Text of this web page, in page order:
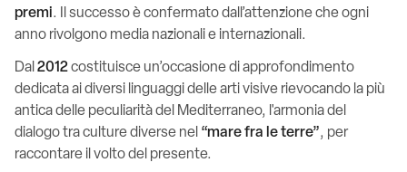
premi. Il successo è confermato dall’attenzione che ogni
anno rivolgono media nazionali e internazionali.
Dal 2012costituisce un’occasione di approfondimento
dedicata ai diversi linguaggi delle arti visive rievocando la più
antica delle peculiarità del Mediterraneo, l'armonia del
dialogo tra culture diverse nel “mare fra le terre”, per
raccontare il volto del presente.